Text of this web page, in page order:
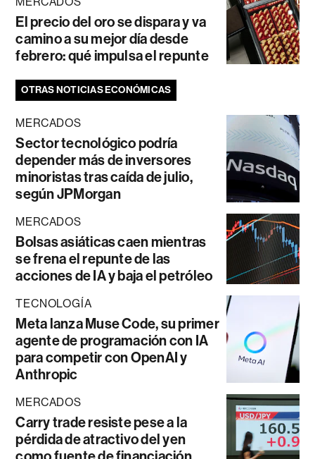
El precio del oro se dispara y va
camino a su mejor día desde
febrero: qué impulsa el repunte
OTRAS NOTICIAS ECONÓMICAS
MERCADOS
Sector tecnológico podría
depender más de inversores
minoristas tras caída de julio,
según JPMorgan
MERCADOS
Bolsas asiáticas caen mientras
se frena el repunte de las
acciones de IA y baja el petróleo
TECNOLOGÍA
Meta lanza Muse Code, su primer
agente de programación con IA
para competir con OpenAI y
Anthropic
MERCADOS
Carry trade resiste pese a la
pérdida de atractivo del yen